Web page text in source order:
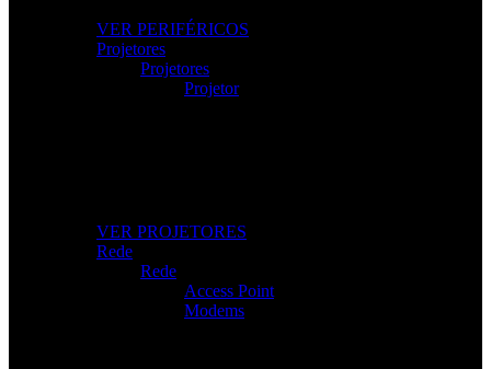
VER PERIFÉRICOS
Projetores
Projetores
Projetor
VER PROJETORES
Rede
Rede
Access Point
Modems